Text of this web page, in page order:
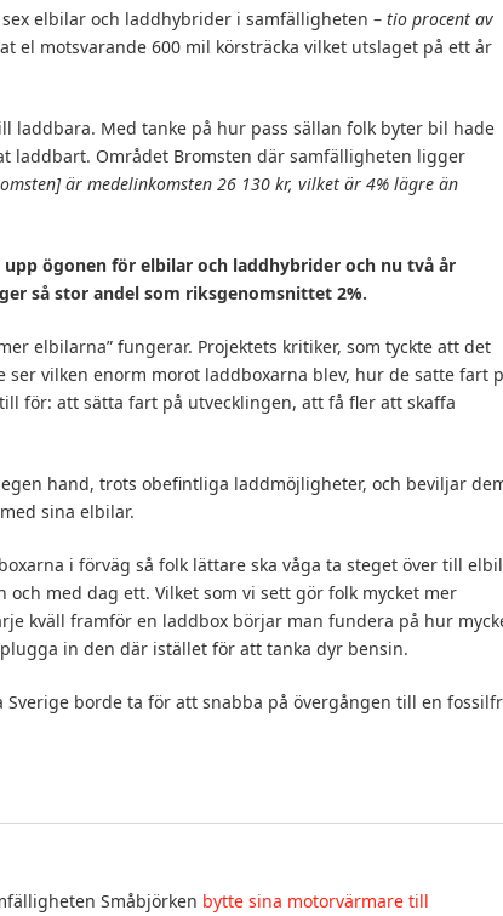
elbilar och laddhybrider i samfälligheten – tio procent av
el motsvarande 600 mil körsträcka vilket utslaget på ett år
laddbara. Med tanke på hur pass sällan folk byter bil hade
laddbart. Området Bromsten där samfälligheten ligger
är medelinkomsten 26 130 kr, vilket är 4% lägre än
ögonen för elbilar och laddhybrider och nu två år
så stor andel som riksgenomsnittet 2%.
elbilarna” fungerar. Projektets kritiker, som tyckte att det
vilken enorm morot laddboxarna blev, hur de satte fart
för: att sätta fart på utvecklingen, att få fler att skaffa
hand, trots obefintliga laddmöjligheter, och beviljar
sina elbilar.
i förväg så folk lättare ska våga ta steget över till
med dag ett. Vilket som vi sett gör folk mycket mer
kväll framför en laddbox börjar man fundera på hur
in den där istället för att tanka dyr bensin.
borde ta för att snabba på övergången till en
Småbjörken bytte sina motorvärmare till